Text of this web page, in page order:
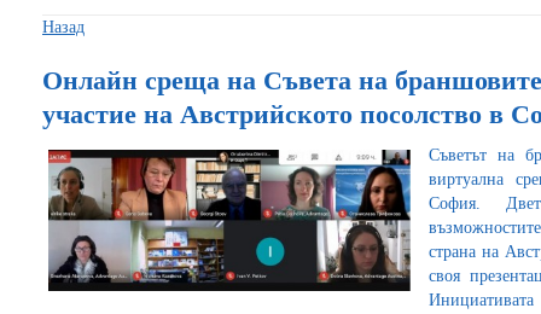
Назад
Онлайн среща на Съвета на
участие на Австрийското посолство в
Съветът на
виртуална
София.
страна на
своя